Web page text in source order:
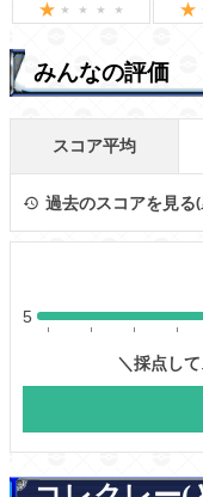
みんなの評価